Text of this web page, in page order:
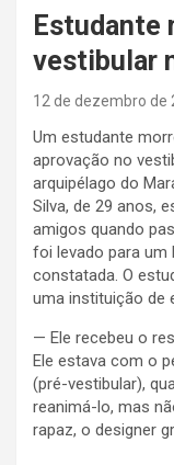
Estudante
vestibular
12 de dezembro de
Um estudante
aprovação no
arquipélago do
Silva, de 29 anos,
amigos quando
foi levado para um
constatada. O
uma instituição de
— Ele recebeu o
Ele estava com o
(pré-vestibular),
reanimá-lo, mas
rapaz, o designer